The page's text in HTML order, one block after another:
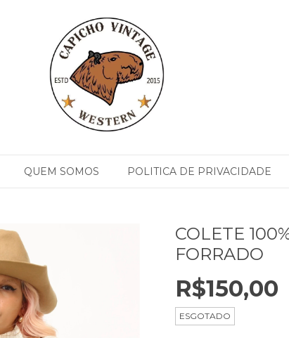
QUEM SOMOS POLITICA DE PRIVACIDADE
COLETE
FORRADO
R$150,00
ESGOTADO